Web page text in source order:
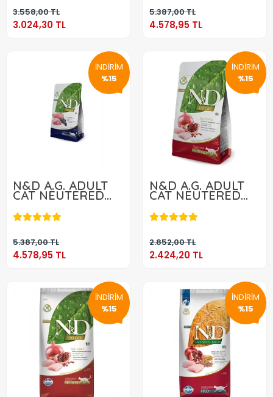
3.558,00 TL
3.024,30 TL
5.387,00 TL
4.578,95 TL
İNDİRİM
%15
N&D A.G. ADULT
CAT NEUTERED
KUZU & YABAN
MERSİNİ 10 KG
5.387,00 TL
4.578,95 TL
4.578,95 TL
İNDİRİM
%15
N&D A.G. ADULT
CAT NEUTERED
TAVUK & NAR 5
KG
2.852,00 TL
2.424,20 TL
2.424,20 TL
İNDİRİM
%15
İNDİRİM
%15